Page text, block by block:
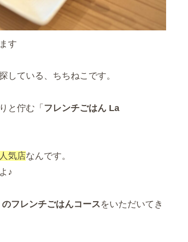
す
している、ちちねこです。
と佇む「 フレンチごはん La
気店なんです。
♪
フレンチごはんコースをいただいてき